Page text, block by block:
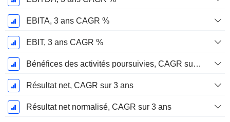
EBITA, 3 ans CAGR %
EBIT, 3 ans CAGR %
Bénéfices des activités poursuivies, CAGR sur 3 ans
Résultat net, CAGR sur 3 ans
Résultat net normalisé, CAGR sur 3 ans